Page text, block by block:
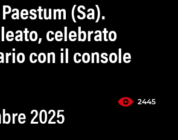
(Sa).
celebrato
con il console
2445
2025